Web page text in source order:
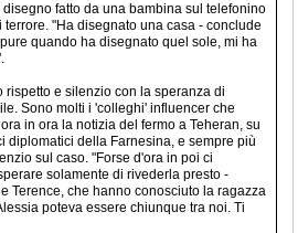
disegno fatto da una bambina sul telefonino
"Ha disegnato una casa - conclude
quando ha disegnato quel sole, mi ha
rispetto e silenzio con la speranza di
Sono molti i 'colleghi' influencer che
in ora la notizia del fermo a Teheran, su
diplomatici della Farnesina, e sempre più
sul caso. "Forse d'ora in poi ci
solamente di rivederla presto -
Terence, che hanno conosciuto la ragazza
poteva essere chiunque tra noi. Ti